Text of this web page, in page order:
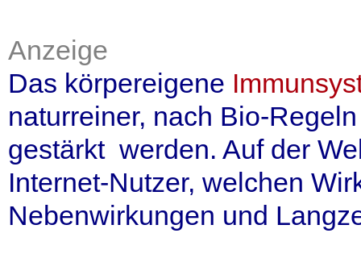
Anzeige
Das körpereigene
naturreiner, nach Bio-
gestärkt werden. Auf der
Internet-Nutzer, welchen
Nebenwirkungen und